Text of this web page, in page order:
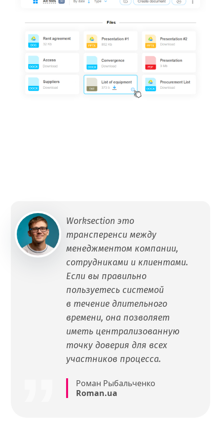
Worksection это
трансперенси между
менеджментом компании,
сотрудниками и клиентами.
Если вы правильно
пользуетесь системой
в течение длительного
времени, она позволяет
иметь централизованную
точку доверия для всех
участников процесса.
Роман Рыбальченко
Roman.ua